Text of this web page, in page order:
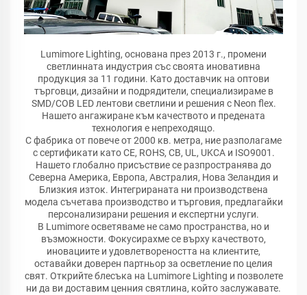
Lumimore Lighting, основана през 2013 г., промени
светлинната индустрия със своята иновативна
продукция за 11 години. Като доставчик на оптови
търговци, дизайни и подрядители, специализираме в
SMD/COB LED лентови светлини и решения с Neon flex.
Нашето ангажиране към качеството и предената
технология е непреходящо.
С фабрика от повече от 2000 кв. метра, ние разполагаме
с сертификати като CE, ROHS, CB, UL, UKCA и ISO9001.
Нашето глобално присъствие се разпространява до
Северна Америка, Европа, Австралия, Нова Зеландия и
Близкия изток. Интегрираната ни производствена
модела съчетава производство и търговия, предлагайки
персонализирани решения и експертни услуги.
В Lumimore осветяваме не само пространства, но и
възможности. Фокусирахме се върху качеството,
иновациите и удовлетвореността на клиентите,
оставайки доверен партньор за осветление по целия
свят. Открийте блесъка на Lumimore Lighting и позволете
ни да ви доставим ценния святлина, който заслужавате.